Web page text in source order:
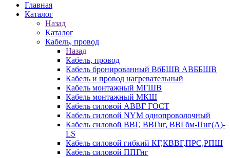
Главная
Каталог
Назад
Каталог
Кабель, провод
Назад
Кабель, провод
Кабель бронированный ВбБШВ АВББШВ
Кабель и провод нагревательный
Кабель монтажный МГШВ
Кабель монтажный МКШ
Кабель силовой АВВГ ГОСТ
Кабель силовой NYM однопроволочный
Кабель силовой ВВГ, ВВГнг, ВВГбм-Пнг(А)-
LS
Кабель силовой гибкий КГ,КВВГ,ПРС,РПШ
Кабель силовой ППГнг